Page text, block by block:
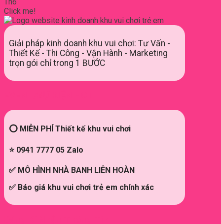
Click me!
Giải pháp kinh doanh khu vui chơi: Tư Vấn -
Thiết Kế - Thi Công - Vận Hành - Marketing
trọn gói chỉ trong 1 BƯỚC
⭕ MIỄN PHÍ Thiết kế khu vui chơi
⭐ 0941 7777 05 Zalo
✅ MÔ HÌNH NHÀ BANH LIÊN HOÀN
✅ Báo giá khu vui chơi trẻ em chính xác